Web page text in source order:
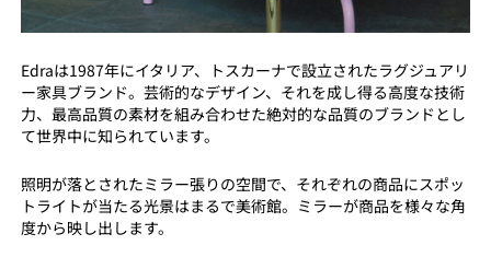
Edraは1987年にイタリア、トスカーナで設立されたラグジュアリ
ー家具ブランド。芸術的なデザイン、それを成し得る高度な技術
力、最高品質の素材を組み合わせた絶対的な品質のブランドとし
て世界中に知られています。
照明が落とされたミラー張りの空間で、それぞれの商品にスポッ
トライトが当たる光景はまるで美術館。ミラーが商品を様々な角
度から映し出します。